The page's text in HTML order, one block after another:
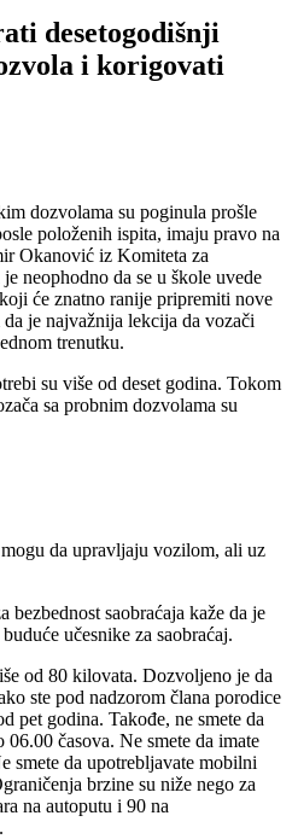
desetogodišnji
i korigovati
dozvolama su poginula prošle
položenih ispita, imaju pravo na
Okanović iz Komiteta za
neophodno da se u škole uvede
će znatno ranije pripremiti nove
je najvažnija lekcija da vozači
trenutku.
su više od deset godina. Tokom
sa probnim dozvolama su
da upravljaju vozilom, ali uz
saobraćaja kaže da je
učesnike za saobraćaj.
od 80 kilovata. Dozvoljeno je da
ste pod nadzorom člana porodice
pet godina. Takođe, ne smete da
časova. Ne smete da imate
smete da upotrebljavate mobilni
brzine su niže nego za
na autoputu i 90 na